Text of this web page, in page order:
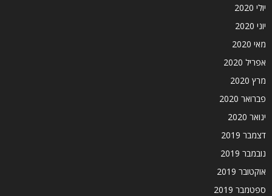
יולי 2020
יוני 2020
מאי 2020
אפריל 2020
מרץ 2020
פברואר 2020
ינואר 2020
דצמבר 2019
נובמבר 2019
אוקטובר 2019
ספטמבר 2019